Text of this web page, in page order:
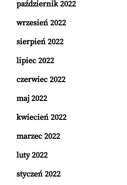
październik 2022
wrzesień 2022
sierpień 2022
lipiec 2022
czerwiec 2022
maj 2022
kwiecień 2022
marzec 2022
luty 2022
styczeń 2022